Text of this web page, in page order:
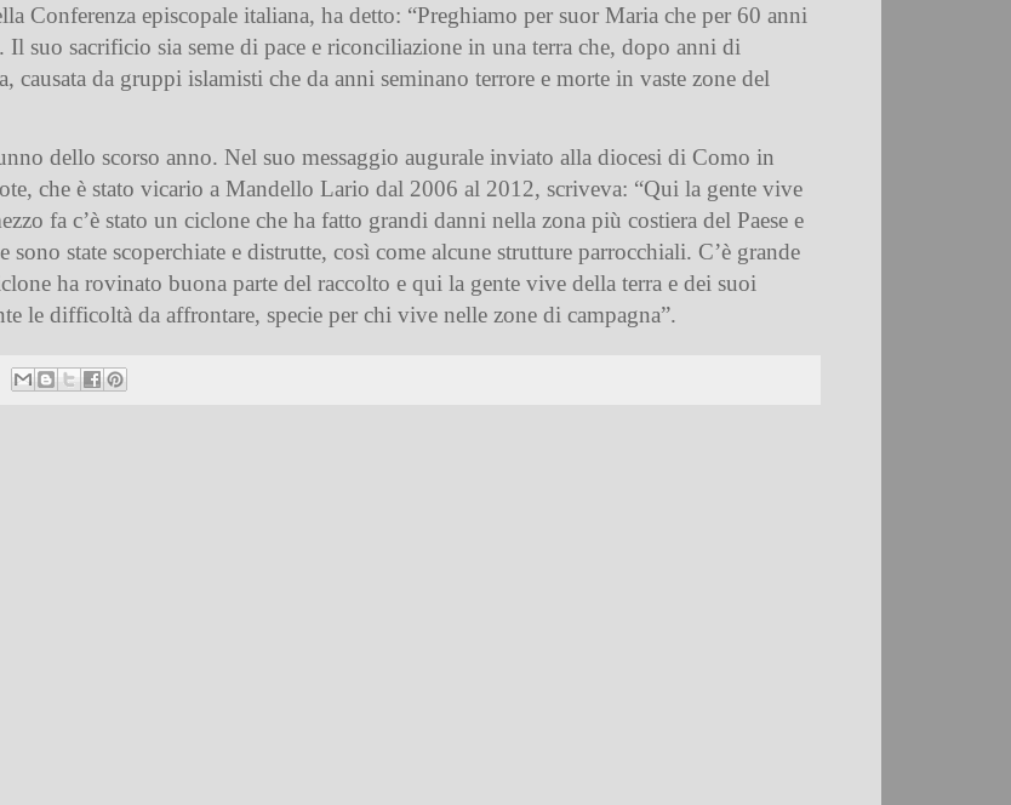
Conferenza episcopale italiana, ha detto: “Preghiamo per suor Maria che per 60 anni
suo sacrificio sia seme di pace e riconciliazione in una terra che, dopo anni di
causata da gruppi islamisti che da anni seminano terrore e morte in vaste zone del
dello scorso anno. Nel suo messaggio augurale inviato alla diocesi di Como in
che è stato vicario a Mandello Lario dal 2006 al 2012, scriveva: “Qui la gente vive
fa c’è stato un ciclone che ha fatto grandi danni nella zona più costiera del Paese e
state scoperchiate e distrutte, così come alcune strutture parrocchiali. C’è grande
ha rovinato buona parte del raccolto e qui la gente vive della terra e dei suoi
le difficoltà da affrontare, specie per chi vive nelle zone di campagna”.